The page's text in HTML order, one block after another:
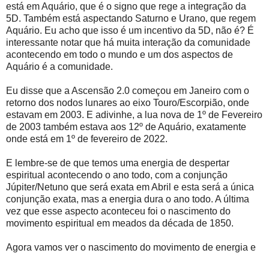
está em Aquário, que é o signo que rege a integração da
5D. Também está aspectando Saturno e Urano, que regem
Aquário. Eu acho que isso é um incentivo da 5D, não é? É
interessante notar que há muita interação da comunidade
acontecendo em todo o mundo e um dos aspectos de
Aquário é a comunidade.
Eu disse que a Ascensão 2.0 começou em Janeiro com o
retorno dos nodos lunares ao eixo Touro/Escorpião, onde
estavam em 2003. E adivinhe, a lua nova de 1º de Fevereiro
de 2003 também estava aos 12º de Aquário, exatamente
onde está em 1º de fevereiro de 2022.
E lembre-se de que temos uma energia de despertar
espiritual acontecendo o ano todo, com a conjunção
Júpiter/Netuno que será exata em Abril e esta será a única
conjunção exata, mas a energia dura o ano todo. A última
vez que esse aspecto aconteceu foi o nascimento do
movimento espiritual em meados da década de 1850.
Agora vamos ver o nascimento do movimento de energia e